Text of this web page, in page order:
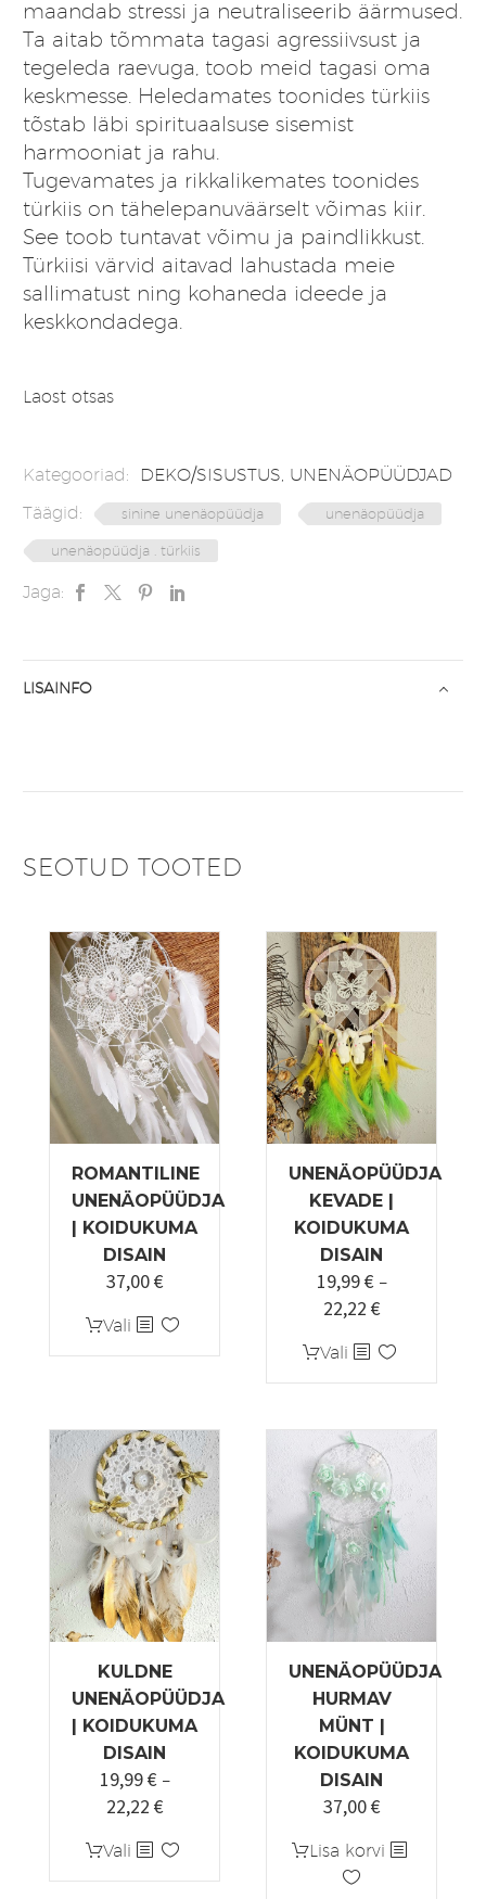
maandab stressi ja neutraliseerib äärmused.
Ta aitab tõmmata tagasi agressiivsust ja
tegeleda raevuga, toob meid tagasi oma
keskmesse. Heledamates toonides türkiis
tõstab läbi spirituaalsuse sisemist
harmooniat ja rahu.
Tugevamates ja rikkalikemates toonides
türkiis on tähelepanuväärselt võimas kiir.
See toob tuntavat võimu ja paindlikkust.
Türkiisi värvid aitavad lahustada meie
sallimatust ning kohaneda ideede ja
keskkondadega.
Laost otsas
Kategooriad: DEKO/SISUSTUS, UNENÄOPÜÜDJAD
Täägid:
sinine unenäopüüdja unenäopüüdja
unenäopüüdja . türkiis
Jaga:
LISAINFO
SEOTUD TOOTED
ROMANTILINE
UNENÄOPÜÜDJA
| KOIDUKUMA
DISAIN
37,00€
Vali Sellel
tootel
varianti.
Valikuid
saab
teha
tootelehel.
UNENÄOPÜÜDJA
KEVADE |
KOIDUKUMA
DISAIN
19,99€ –
22,22 €
kuni
22,22 €
Vali Sellel
tootel
mitu
varianti.
Valikuid
saab
teha
tootelehel.
KULDNE
UNENÄOPÜÜDJA
| KOIDUKUMA
DISAIN
19,99€ –
22,22 €Hinnavahemik:
kuni
22,22 €
Vali Sellel
tootel
UNENÄOPÜÜDJA
HURMAV
MÜNT |
KOIDUKUMA
DISAIN
37,00€
Lisa korvi